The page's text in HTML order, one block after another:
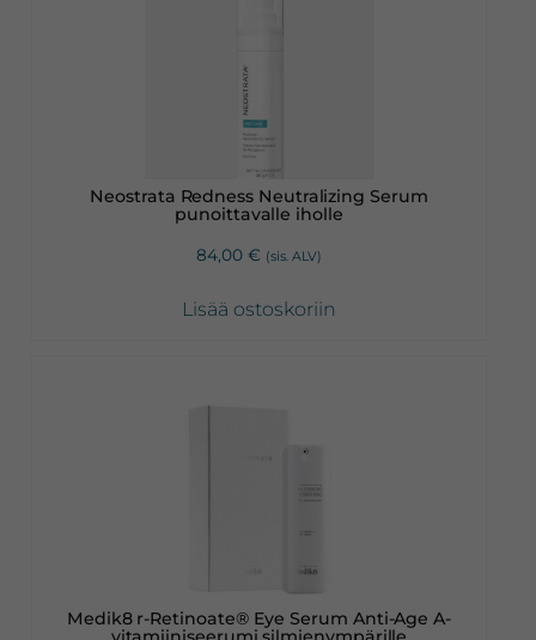
Neostrata Redness Neutralizing Serum
punoittavalle iholle
84,00 € (sis. ALV)
Lisää ostoskoriin
Medik8 r-Retinoate® Eye Serum Anti-Age A-